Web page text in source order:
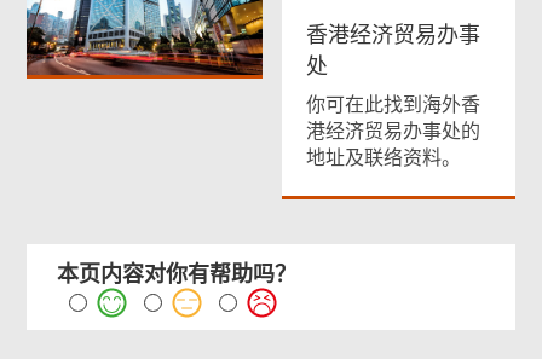
香港经济贸易办事
处
你可在此找到海外香
港经济贸易办事处的
地址及联络资料。
本页内容对你有帮助吗？